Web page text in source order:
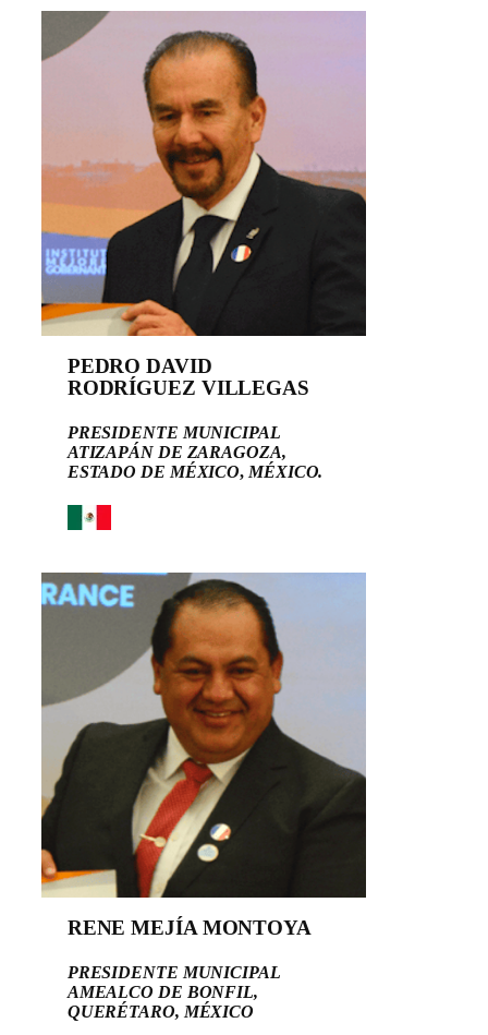
PEDRO DAVID
RODRÍGUEZ VILLEGAS
PRESIDENTE MUNICIPAL
ATIZAPÁN DE ZARAGOZA,
ESTADO DE MÉXICO,MÉXICO.
RENE MEJÍA MONTOYA
PRESIDENTE MUNICIPAL
AMEALCO DE BONFIL,
QUERÉTARO, MÉXICO